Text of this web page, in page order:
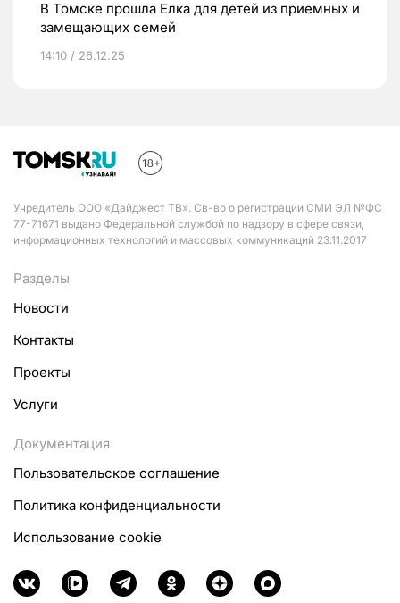
В Томске прошла Елка для детей из приемных и
замещающих семей
14:10 / 26.12.25
Учредитель ООО «Дайджест ТВ». Св-во о регистрации СМИ ЭЛ №ФС
77-71671 выдано Федеральной службой по надзору в сфере связи,
информационных технологий и массовых коммуникаций 23.11.2017
Разделы
Новости
Контакты
Проекты
Услуги
Документация
Пользовательское соглашение
Политика конфиденциальности
Использование cookie